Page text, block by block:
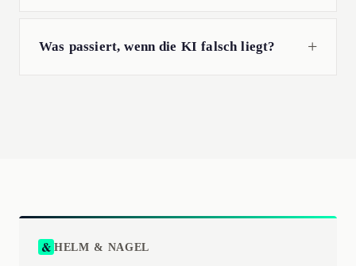
Was passiert, wenn die KI falsch liegt?
HELM & NAGEL